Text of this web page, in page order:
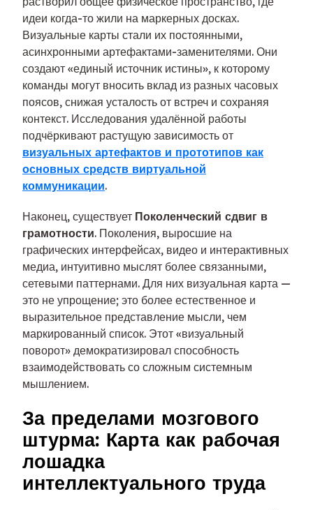
идеи когда-то жили на маркерных досках.
Визуальные карты стали их постоянными,
асинхронными артефактами-заменителями. Они
создают «единый источник истины», к которому
команды могут вносить вклад из разных часовых
поясов, снижая усталость от встреч и сохраняя
контекст. Исследования удалённой работы
подчёркивают растущую зависимость от
визуальных артефактов и прототипов как
основных средств виртуальной
коммуникации.
Наконец, существует Поколенческий сдвиг в
грамотности. Поколения, выросшие на
графических интерфейсах, видео и интерактивных
медиа, интуитивно мыслят более связанными,
сетевыми паттернами. Для них визуальная карта —
это не упрощение; это более естественное и
выразительное представление мысли, чем
маркированный список. Этот «визуальный
поворот» демократизировал способность
взаимодействовать со сложным системным
мышлением.
За пределами мозгового
штурма: Карта как рабочая
лошадка
интеллектуального труда